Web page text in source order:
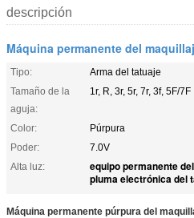
descripción
Máquina permanente del
Tipo:
Arma del tatuaje
Tamaño de la
aguja:
1r, R, 3r, 5r, 7r, 3f, 5F/7F
Color:
Púrpura
Poder:
7.0V
Alta luz:
equipo permanente
pluma electrónica del
Máquina permanente púrpura del